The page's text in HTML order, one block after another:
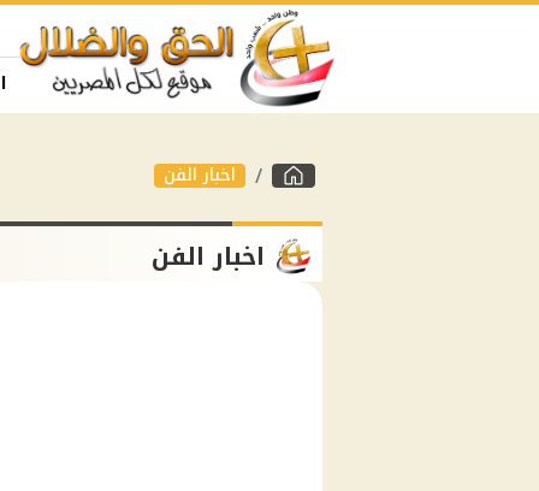
اخبار الفن
اخبار الفن